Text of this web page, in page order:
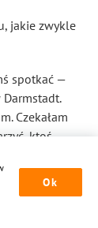
jakie zwykle
spotkać —
Czekałam
ktoś
imię,
Ok